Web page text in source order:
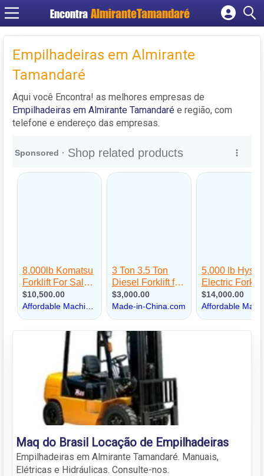
Encontra
Cadastrar empresa
Criar conta
Empilhadeiras em Almirante
Tamandaré
Aqui você Encontra! as melhores empresas de
Empilhadeiras em Almirante Tamandaré e região, com
telefone e endereço das empresas.
Maq do Brasil Locação de Empilhadeiras
Empilhadeiras em Almirante Tamandaré. Manuais,
Elétricas e Hidráulicas. Consulte-nos.